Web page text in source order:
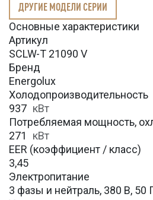
ДРУГИЕ МОДЕЛИ СЕРИИ
Основные характеристики
Артикул
SCLW-T 21090 V
Бренд
Energolux
Холодопроизводительность
937 кВт
Потребляемая мощность,
271
кВт
EER (коэффициент / класс)
3,45
Электропитание
3 фазы и нейтраль, 380 В, 50